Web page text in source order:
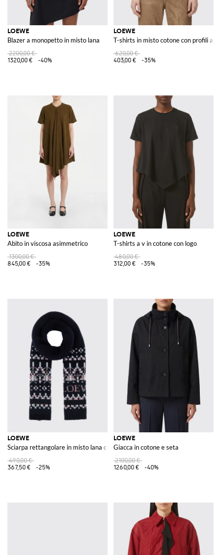
LOEWE
Blazer a monopetto in misto lana
2200,00 €
1320,00 €
-40%
LOEWE
T-shirts in misto cotone con profili a
620,00 €
403,00 €
-35%
LOEWE
Abito in viscosa asimmetrico
1300,00 €
845,00 €
-35%
LOEWE
T-shirts a v in cotone con logo
480,00 €
312,00 €
-35%
LOEWE
Sciarpa rettangolare in misto lana con logo jacquard
490,00 €
367,50 €
-25%
LOEWE
Giacca in cotone e seta
2100,00 €
1260,00 €
-40%